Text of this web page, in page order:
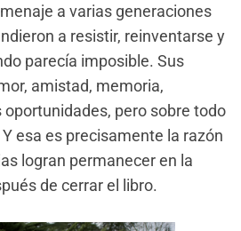
a varias generaciones
a resistir, reinventarse y
parecía imposible. Sus
amistad, memoria,
oportunidades, pero sobre todo
esa es precisamente la razón
logran permanecer en la
de cerrar el libro.